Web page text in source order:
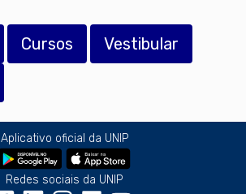
Cursos
Vestibular
Aplicativo oficial da UNIP
Redes sociais da UNIP